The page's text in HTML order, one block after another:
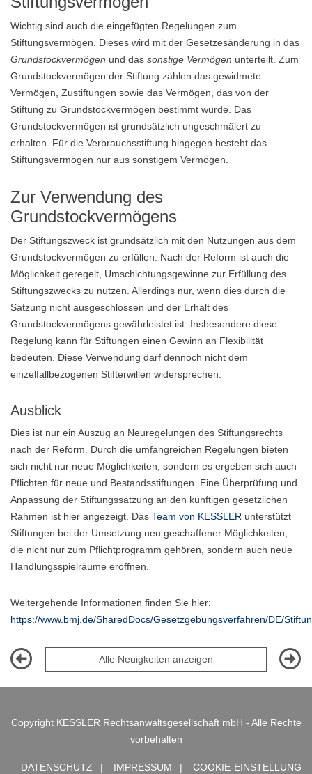
Wichtig sind auch die eingefügten Regelungen zum
Stiftungsvermögen. Dieses wird mit der Gesetzesänderung in das
Grundstockvermögen und das sonstige Vermögen unterteilt. Zum
Grundstockvermögen der Stiftung zählen das gewidmete
Vermögen, Zustiftungen sowie das Vermögen, das von der
Stiftung zu Grundstockvermögen bestimmt wurde. Das
Grundstockvermögen ist grundsätzlich ungeschmälert zu
erhalten. Für die Verbrauchsstiftung hingegen besteht das
Stiftungsvermögen nur aus sonstigem Vermögen.
Zur Verwendung des
Grundstockvermögens
Der Stiftungszweck ist grundsätzlich mit den Nutzungen aus dem
Grundstockvermögen zu erfüllen. Nach der Reform ist auch die
Möglichkeit geregelt, Umschichtungsgewinne zur Erfüllung des
Stiftungszwecks zu nutzen. Allerdings nur, wenn dies durch die
Satzung nicht ausgeschlossen und der Erhalt des
Grundstockvermögens gewährleistet ist. Insbesondere diese
Regelung kann für Stiftungen einen Gewinn an Flexibilität
bedeuten. Diese Verwendung darf dennoch nicht dem
einzelfallbezogenen Stifterwillen widersprechen.
Ausblick
Dies ist nur ein Auszug an Neuregelungen des Stiftungsrechts
nach der Reform. Durch die umfangreichen Regelungen bieten
sich nicht nur neue Möglichkeiten, sondern es ergeben sich auch
Pflichten für neue und Bestandsstiftungen. Eine Überprüfung und
Anpassung der Stiftungssatzung an den künftigen gesetzlichen
Rahmen ist hier angezeigt. Das Team von KESSLER unterstützt
Stiftungen bei der Umsetzung neu geschaffener Möglichkeiten,
die nicht nur zum Pflichtprogramm gehören, sondern auch neue
Handlungsspielräume eröffnen.
Weitergehende Informationen finden Sie hier:
https://www.bmj.de/SharedDocs/Gesetzgebungsverfahren/DE/
Alle Neuigkeiten anzeigen
Copyright KESSLER Rechtsanwaltsgesellschaft mbH - Alle Rechte
vorbehalten
DATENSCHUTZ IMPRESSUM COOKIE-EINSTELLUNG